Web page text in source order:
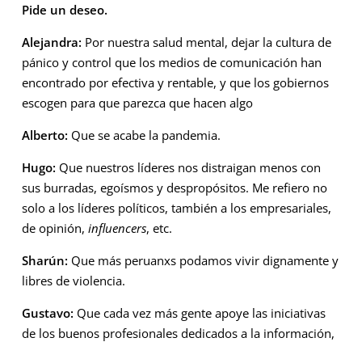
Pide un deseo.
Alejandra: Por nuestra salud mental, dejar la cultura de
pánico y control que los medios de comunicación han
encontrado por efectiva y rentable, y que los gobiernos
escogen para que parezca que hacen algo
Alberto: Que se acabe la pandemia.
Hugo: Que nuestros líderes nos distraigan menos con
sus burradas, egoísmos y despropósitos. Me refiero no
solo a los líderes políticos, también a los empresariales,
de opinión, influencers, etc.
Sharún: Que más peruanxs podamos vivir dignamente y
libres de violencia.
Gustavo: Que cada vez más gente apoye las iniciativas
de los buenos profesionales dedicados a la información,